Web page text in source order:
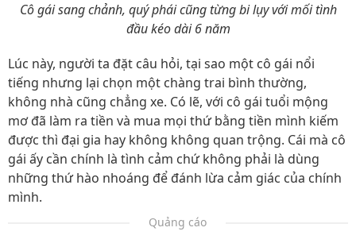
Cô gái sang chảnh, quý phái cũng từng bi lụy với mối tình
đầu kéo dài 6 năm
Lúc này, người ta đặt câu hỏi, tại sao một cô gái nổi
tiếng nhưng lại chọn một chàng trai bình thường,
không nhà cũng chẳng xe. Có lẽ, với cô gái tuổi mộng
mơ đã làm ra tiền và mua mọi thứ bằng tiền mình kiếm
được thì đại gia hay không không quan trộng. Cái mà cô
gái ấy cần chính là tình cảm chứ không phải là dùng
những thứ hào nhoáng để đánh lừa cảm giác của chính
mình.
Quảng cáo